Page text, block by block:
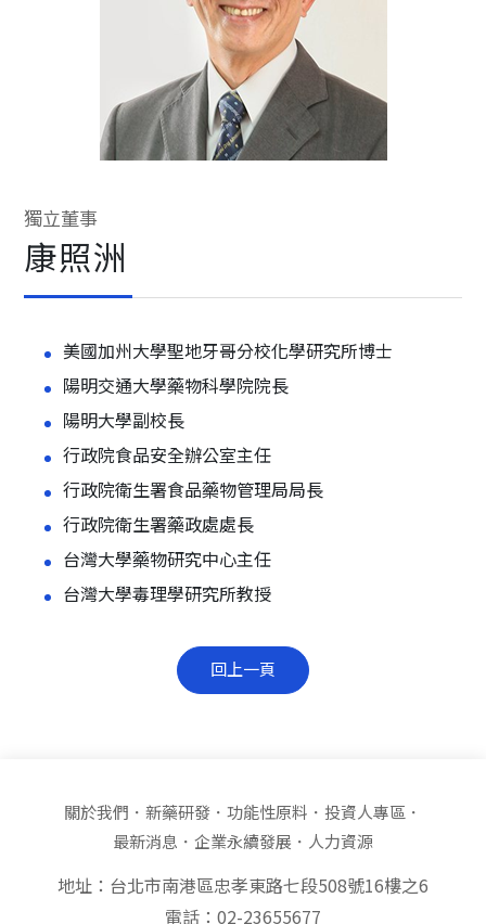
獨立董事
康照洲
美國加州大學聖地牙哥分校化學研究所博士
陽明交通大學藥物科學院院長
陽明大學副校長
行政院食品安全辦公室主任
行政院衛生署食品藥物管理局局長
行政院衛生署藥政處處長
台灣大學藥物研究中心主任
台灣大學毒理學研究所教授
回上一頁
關於我們 新藥研發 功能性原料
投資人專區
最新消息
企業永續發展 人力資源
地址：台北市南港區忠孝東路七段508號16樓之6
電話：02-23655677